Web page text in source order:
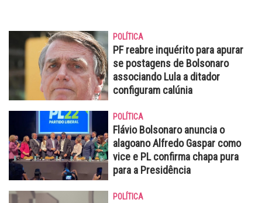
POLÍTICA
PF reabre inquérito para apurar
se postagens de Bolsonaro
associando Lula a ditador
configuram calúnia
POLÍTICA
Flávio Bolsonaro anuncia o
alagoano Alfredo Gaspar como
vice e PL confirma chapa pura
para a Presidência
POLÍTICA